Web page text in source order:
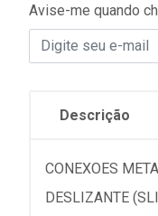
Avise-me quando
Descrição
CONEXOES
DESLIZANTE